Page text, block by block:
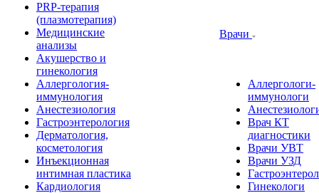
PRP-терапия
(плазмотерапия)
Медицинские
анализы
Акушерство и
гинекология
Аллергология-
иммунология
Анестезиология
Гастроэнтерология
Дерматология,
косметология
Инъекционная
интимная пластика
Кардиология
Врачи
Аллергологи-
иммунологи
Врач КТ
диагностики
Врачи УВТ
Врачи УЗД
Гинекологи